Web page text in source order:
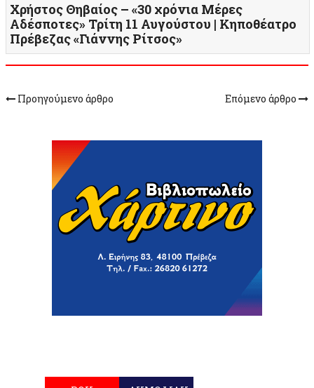
Χρήστος Θηβαίος – «30 χρόνια Μέρες
Αδέσποτες» Τρίτη 11 Αυγούστου | Κηποθέατρο
Πρέβεζας «Γιάννης Ρίτσος»
Προηγούμενο άρθρο Επόμενο άρθρο